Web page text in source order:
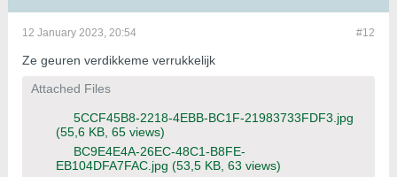
#12
12 January 2023, 20:54
Ze geuren verdikkeme verrukkelijk
Attached Files
5CCF45B8-2218-4EBB-BC1F-21983733FDF3.jpg
(55,6 KB, 65 views)
BC9E4E4A-26EC-48C1-B8FE-
EB104DFA7FAC.jpg (53,5 KB, 63 views)